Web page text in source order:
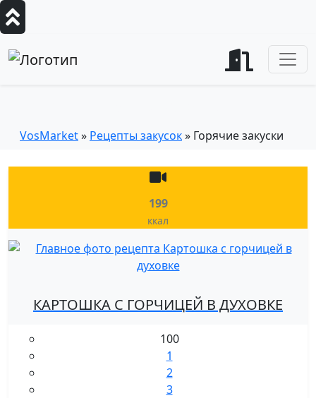
VosMarket» Рецепты закусок» Горячие закуски
199
ккал
КАРТОШКА С ГОРЧИЦЕЙ В ДУХОВКЕ
100
1
2
3